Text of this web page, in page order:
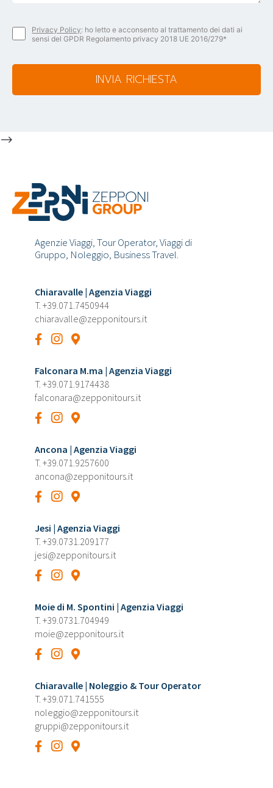
Privacy Policy: ho letto e acconsento al trattamento dei dati ai
sensi del GPDR Regolamento privacy 2018 UE 2016/279*
INVIA RICHIESTA
-->
Agenzie Viaggi, Tour Operator, Viaggi di
Gruppo, Noleggio, Business Travel.
Chiaravalle | Agenzia Viaggi
T. +39.071.7450944
chiaravalle@zepponitours.it
Falconara M.ma | Agenzia Viaggi
T. +39.071.9174438
falconara@zepponitours.it
Ancona | Agenzia Viaggi
T. +39.071.9257600
ancona@zepponitours.it
Jesi | Agenzia Viaggi
T. +39.0731.209177
jesi@zepponitours.it
Moie di M. Spontini | Agenzia Viaggi
T. +39.0731.704949
moie@zepponitours.it
Chiaravalle | Noleggio & Tour Operator
T. +39.071.741555
noleggio@zepponitours.it
gruppi@zepponitours.it